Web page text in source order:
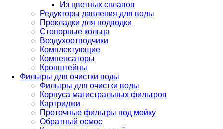
Из цветных сплавов
Редукторы давления для воды
Прокладки для подводки
Стопорные кольца
Воздухоотводчики
Комплектующие
Компенсаторы
Кронштейны
Фильтры для очистки воды
Фильтры для очистки воды
Корпуса магистральных фильтров
Картриджи
Проточные фильтры под мойку
Обратный осмос